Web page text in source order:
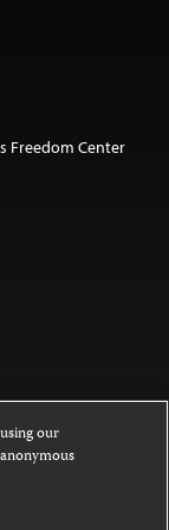
Freedom Center
under a
4.0
our